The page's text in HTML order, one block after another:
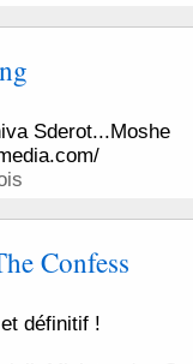
Sderot...Moshe
Confess
définitif !